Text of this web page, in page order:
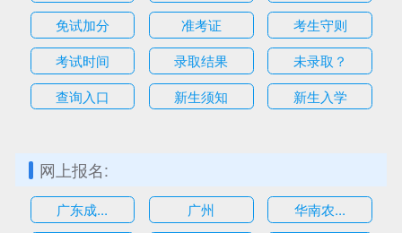
免试加分
准考证
考生守则
考试时间
录取结果
未录取？
查询入口
新生须知 新生入学
网上报名:
广东成... 广州
华南农...